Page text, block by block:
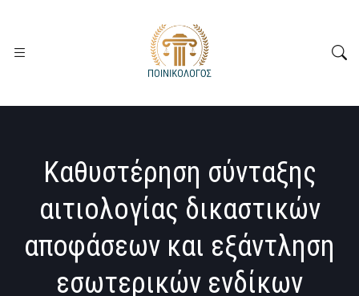
Καθυστέρηση σύνταξης
αιτιολογίας δικαστικών
αποφάσεων και εξάντληση
εσωτερικών ενδίκων